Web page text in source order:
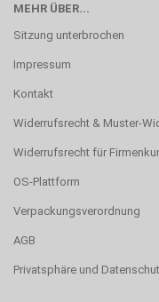
MEHR ÜBER...
Sitzung unterbrochen
Impressum
Kontakt
Widerrufsrecht & Muster-
Widerrufsrecht für
OS-Plattform
Verpackungsverordnung
AGB
Privatsphäre und